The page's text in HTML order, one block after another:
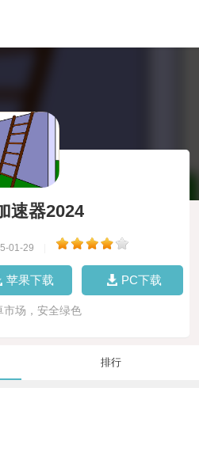
速器2024
01-29
苹果下载 PC下载
市场，安全绿色
排行